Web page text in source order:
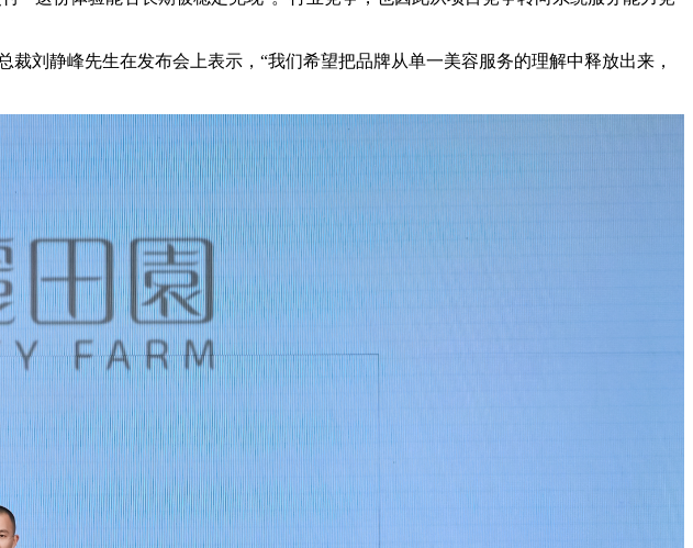
刘静峰先生在发布会上表示，“我们希望把品牌从单一美容服务的理解中释放出来，